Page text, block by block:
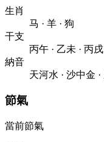
生肖
马 · 羊 · 狗
干支
丙午 · 乙未 · 丙戌
納音
天河水 · 沙中金 ·
節氣
當前節氣